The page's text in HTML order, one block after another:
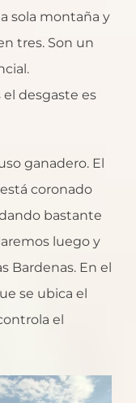
sola montaña y
tres. Son un
desgaste es
ganadero. El
coronado
bastante
luego y
Bardenas. En el
se ubica el
el